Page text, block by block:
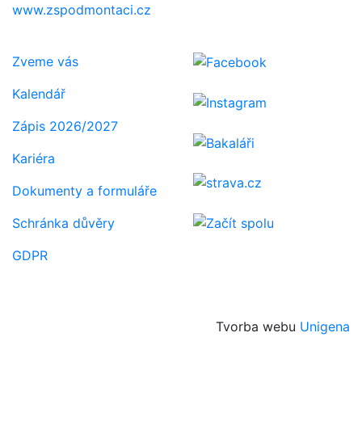
www.zspodmontaci.cz
Zveme vás
Kalendář
Zápis 2026/2027
Kariéra
Dokumenty a formuláře
Schránka důvěry
GDPR
Tvorba webu Unigena